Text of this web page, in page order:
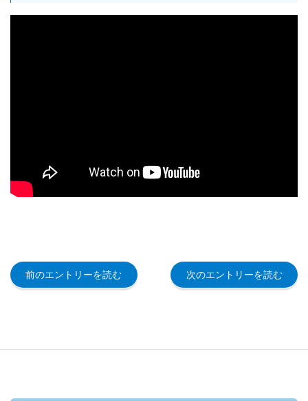
前のエントリーを読む 次のエントリーを読む